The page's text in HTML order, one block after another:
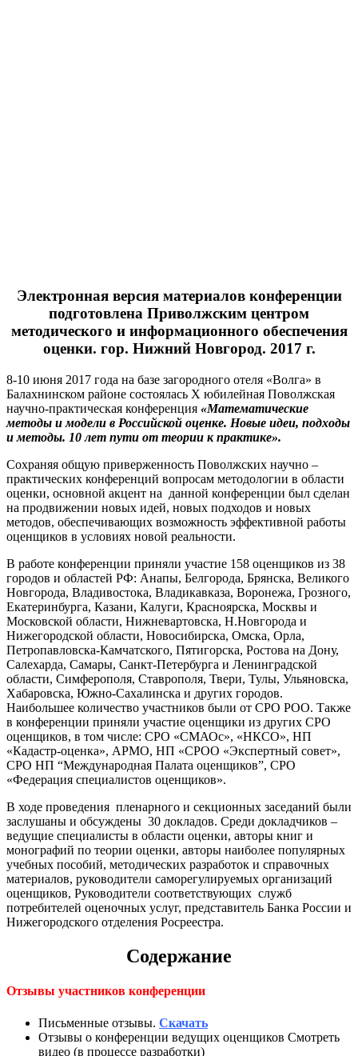
Электронная версия материалов конференции
подготовлена Приволжским центром
методического и информационного обеспечения
оценки. гор. Нижний Новгород. 2017 г.
8-10 июня 2017 года на базе загородного отеля «Волга» в
Балахнинском районе состоялась Х юбилейная Поволжская
научно-практическая конференция «Математические
методы и модели в Российской оценке. Новые идеи, подходы
и методы. 10 лет пути от теории к практике».
Сохраняя общую приверженность Поволжских научно –
практических конференций вопросам методологии в области
оценки, основной акцент на данной конференции был сделан
на продвижении новых идей, новых подходов и новых
методов, обеспечивающих возможность эффективной работы
оценщиков в условиях новой реальности.
В работе конференции приняли участие 158 оценщиков из 38
городов и областей РФ: Анапы, Белгорода, Брянска, Великого
Новгорода, Владивостока, Владикавказа, Воронежа, Грозного,
Екатеринбурга, Казани, Калуги, Красноярска, Москвы и
Московской области, Нижневартовска, Н.Новгорода и
Нижегородской области, Новосибирска, Омска, Орла,
Петропавловска-Камчатского, Пятигорска, Ростова на Дону,
Салехарда, Самары, Санкт-Петербурга и Ленинградской
области, Симферополя, Ставрополя, Твери, Тулы, Ульяновска,
Хабаровска, Южно-Сахалинска и других городов.
Наибольшее количество участников были от СРО РОО. Также
в конференции приняли участие оценщики из других СРО
оценщиков, в том числе: СРО «СМАОс», «НКСО», НП
«Кадастр-оценка», АРМО, НП «СРОО «Экспертный совет»,
СРО НП “Международная Палата оценщиков”, СРО
«Федерация специалистов оценщиков».
В ходе проведения пленарного и секционных заседаний были
заслушаны и обсуждены 30 докладов. Среди докладчиков –
ведущие специалисты в области оценки, авторы книг и
монографий по теории оценки, авторы наиболее популярных
учебных пособий, методических разработок и справочных
материалов, руководители саморегулируемых организаций
оценщиков, Руководители соответствующих служб
потребителей оценочных услуг, представитель Банка России и
Нижегородского отделения Росреестра.
Содержание
Отзывы участников конференции
Письменные отзывы. Скачать
Отзывы о конференции ведущих оценщиков Смотреть
видео (в процессе разработки)